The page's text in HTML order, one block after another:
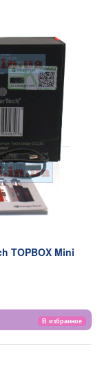
TOPBOX Mini
В избранное